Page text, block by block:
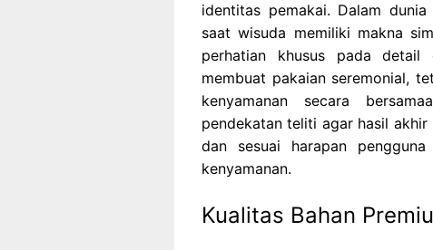
identitas pemakai. Dalam
saat wisuda memiliki makna
perhatian khusus pada
membuat pakaian seremonial,
kenyamanan secara
pendekatan teliti agar hasil
dan sesuai harapan
kenyamanan.
Kualitas Bahan